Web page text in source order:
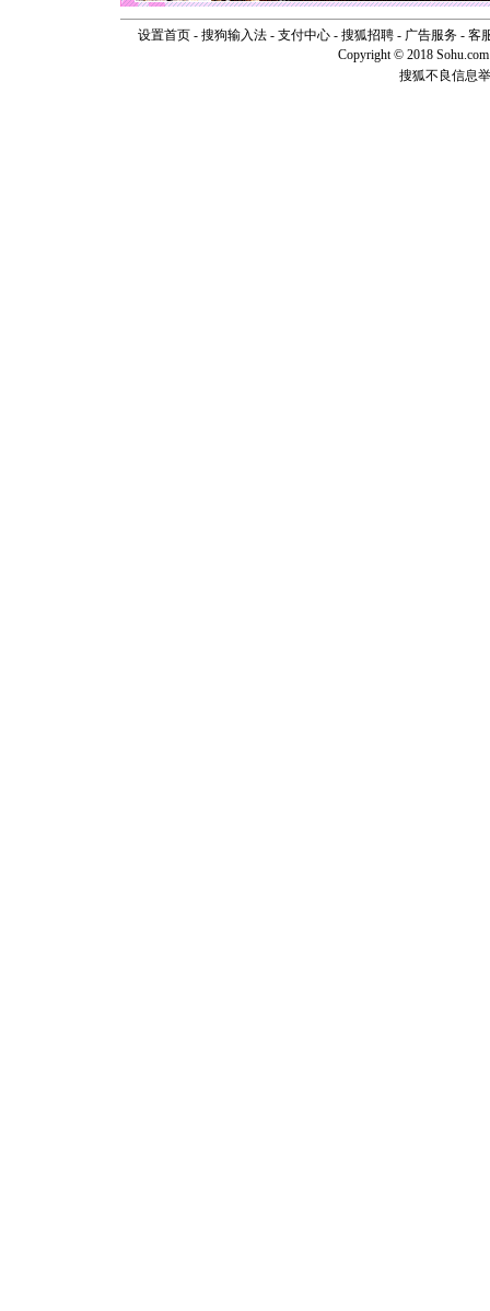
断电。爱
你是我专
[元旦]
如
离。水晶
设置首页- 搜狗输入法- 支付中心- 搜狐招聘- 广告服务- 客
Copyright © 2018
搜狐不良信息